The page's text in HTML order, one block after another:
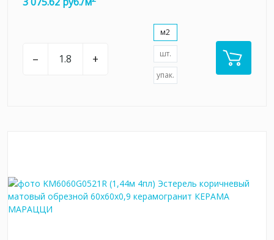
– +
м2
шт.
упак.